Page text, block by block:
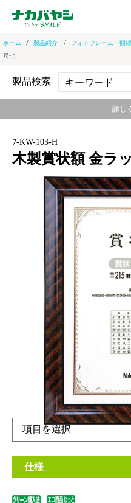
ホーム 製品紹介 フォトフレーム・額縁
尺七
ﾌ-KW-103-H
木製賞状額 金ラ
木目調のシマ模様が美
メーカー希望小売価格：
¥2,820+ 税
表彰状、卒業証書などに。壁
オンライ
仕様
製品検索
詳し